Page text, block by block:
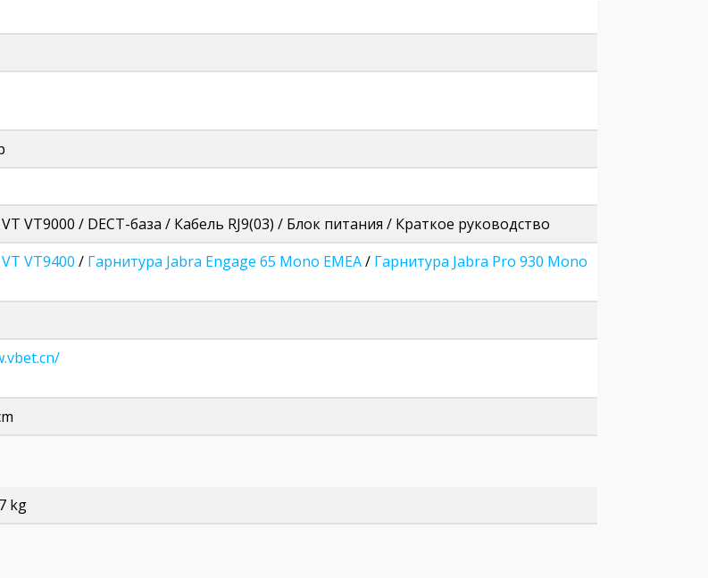
VT9000 / DECT-база / Кабель RJ9(03) / Блок питания / Краткое руководство
VT9400 / Гарнитура Jabra Engage 65 Mono EMEA/ Гарнитура Jabra Pro 930 Mono
kg